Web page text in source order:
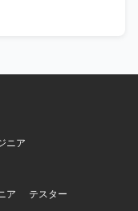
ニア
ア
テスター